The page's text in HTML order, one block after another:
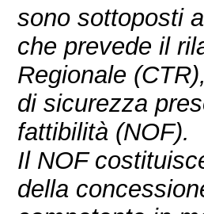
sono sottoposti
che prevede il
Regionale
di sicurezza
fattibilità (NOF).
Il NOF
della